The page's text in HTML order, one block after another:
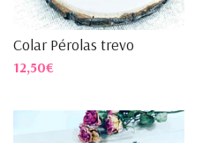
Colar Pérolas trevo
12,50€